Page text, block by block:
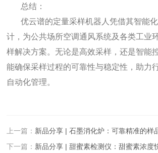
总结：
优云谱的定量采样机器人凭借其智能
计，为公共场所空调通风系统及各类工业
样解决方案。无论是高效采样，还是智能
能确保采样过程的可靠性与稳定性，助力
自动化管理。
上一篇： 新品分享 | 石墨消化炉：可靠精准的样
下一篇： 新品分享 | 甜蜜素检测仪：甜蜜素浓度